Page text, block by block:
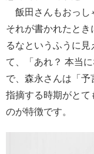
飯田さんもおっし
それが書かれたとき
るなというふうに
て、「あれ？ 本当
で、森永さんは「予
指摘する時期がとて
のが特徴です。